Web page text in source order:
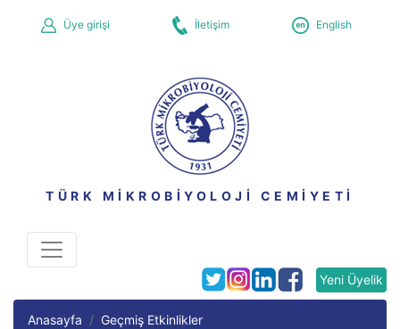
Üye girişi İletişim English
TÜRK MİKROBİYOLOJİ CEMİYETİ
Yeni Üyelik
Anasayfa
Geçmiş Etkinlikler